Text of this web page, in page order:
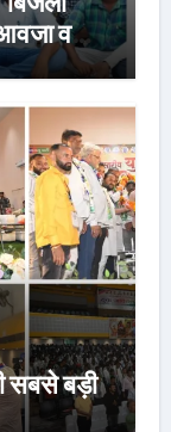
व
सबसे बड़ी